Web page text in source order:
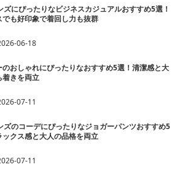
ズにぴったりなビジネスカジュアルおすすめ5選！
でも好印象で着回し力も抜群
06-18
のおしゃれにぴったりなおすすめ5選！清潔感と大
着きを両立
07-11
ズのコーデにぴったりなジョガーパンツおすすめ5
ックス感と大人の品格を両立
07-11